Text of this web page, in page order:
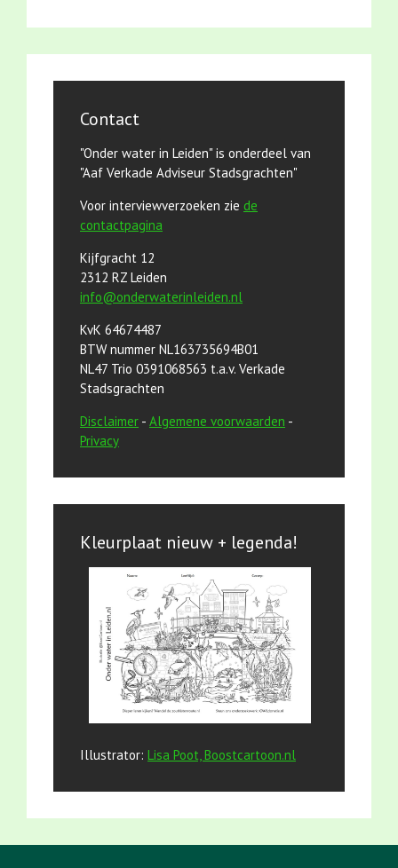
Contact
"Onder water in Leiden" is onderdeel van
"Aaf Verkade Adviseur Stadsgrachten"
Voor interviewverzoeken zie de
contactpagina
Kijfgracht 12
2312 RZ Leiden
info@onderwaterinleiden.nl
KvK 64674487
BTW nummer NL163735694B01
NL47 Trio 0391068563 t.a.v. Verkade
Stadsgrachten
Disclaimer - Algemene voorwaarden -
Privacy
Kleurplaat nieuw + legenda!
Illustrator: Lisa Poot, Boostcartoon.nl